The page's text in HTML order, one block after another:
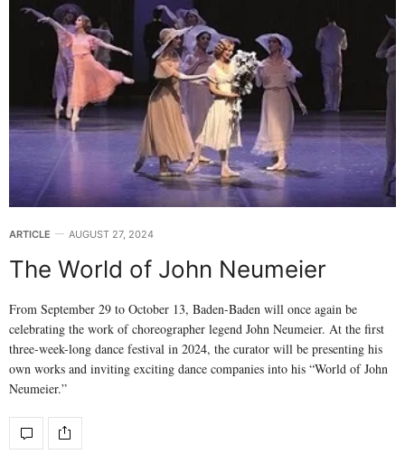
ARTICLE AUGUST 27, 2024
The World of John Neumeier
From September 29 to October 13, Baden-Baden will once again be
celebrating the work of choreographer legend John Neumeier. At the first
three-week-long dance festival in 2024, the curator will be presenting his
own works and inviting exciting dance companies into his “World of John
Neumeier.”